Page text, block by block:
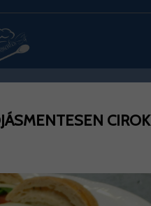
CIROK